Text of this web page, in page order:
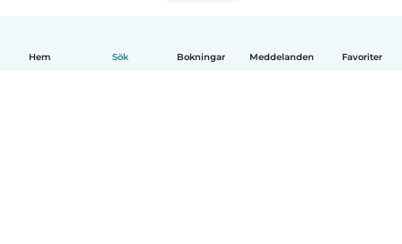
Hem Sök Bokningar Meddelanden Favoriter